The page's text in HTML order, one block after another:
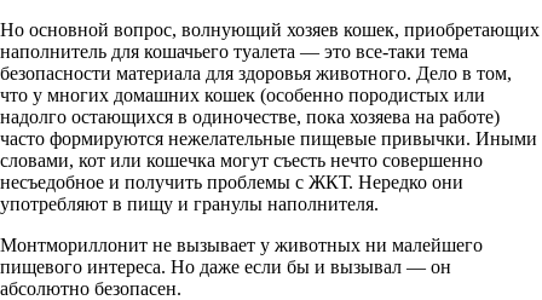
Но основной вопрос, волнующий хозяев кошек, приобретающих
наполнитель для кошачьего туалета — это все-таки тема
безопасности материала для здоровья животного. Дело в том,
что у многих домашних кошек (особенно породистых или
надолго остающихся в одиночестве, пока хозяева на работе)
часто формируются нежелательные пищевые привычки. Иными
словами, кот или кошечка могут съесть нечто совершенно
несъедобное и получить проблемы с ЖКТ. Нередко они
употребляют в пищу и гранулы наполнителя.
Монтмориллонит не вызывает у животных ни малейшего
пищевого интереса. Но даже если бы и вызывал — он
абсолютно безопасен.